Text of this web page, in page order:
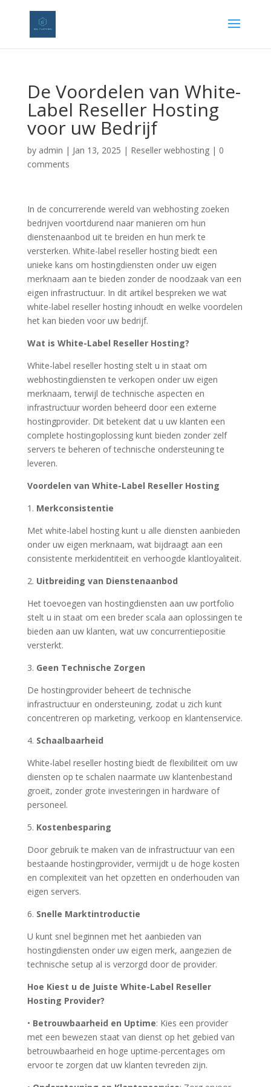
De Voordelen van White-
Label Reseller Hosting
voor uw Bedrijf
by admin | Jan 13, 2025 | Reseller webhosting| 0
comments
In de concurrerende wereld van webhosting zoeken
bedrijven voortdurend naar manieren om hun
dienstenaanbod uit te breiden en hun merk te
versterken. White-label reseller hosting biedt een
unieke kans om hostingdiensten onder uw eigen
merknaam aan te bieden zonder de noodzaak van een
eigen infrastructuur. In dit artikel bespreken we wat
white-label reseller hosting inhoudt en welke voordelen
het kan bieden voor uw bedrijf.
Wat is White-Label Reseller Hosting?
White-label reseller hosting stelt u in staat om
webhostingdiensten te verkopen onder uw eigen
merknaam, terwijl de technische aspecten en
infrastructuur worden beheerd door een externe
hostingprovider. Dit betekent dat u uw klanten een
complete hostingoplossing kunt bieden zonder zelf
servers te beheren of technische ondersteuning te
leveren.
Voordelen van White-Label Reseller Hosting
1. Merkconsistentie
Met white-label hosting kunt u alle diensten aanbieden
onder uw eigen merknaam, wat bijdraagt aan een
consistente merkidentiteit en verhoogde klantloyaliteit.
2. Uitbreiding van Dienstenaanbod
Het toevoegen van hostingdiensten aan uw portfolio
stelt u in staat om een breder scala aan oplossingen te
bieden aan uw klanten, wat uw concurrentiepositie
versterkt.
3. Geen Technische Zorgen
De hostingprovider beheert de technische
infrastructuur en ondersteuning, zodat u zich kunt
concentreren op marketing, verkoop en klantenservice.
4. Schaalbaarheid
White-label reseller hosting biedt de flexibiliteit om uw
diensten op te schalen naarmate uw klantenbestand
groeit, zonder grote investeringen in hardware of
personeel.
5. Kostenbesparing
Door gebruik te maken van de infrastructuur van een
bestaande hostingprovider, vermijdt u de hoge kosten
en complexiteit van het opzetten en onderhouden van
eigen servers.
6. Snelle Marktintroductie
U kunt snel beginnen met het aanbieden van
hostingdiensten onder uw eigen merk, aangezien de
technische setup al is verzorgd door de provider.
Hoe Kiest u de Juiste White-Label Reseller
Hosting Provider?
• Betrouwbaarheid en Uptime: Kies een provider
met een bewezen staat van dienst op het gebied van
betrouwbaarheid en hoge uptime-percentages om
ervoor te zorgen dat uw klanten tevreden zijn.